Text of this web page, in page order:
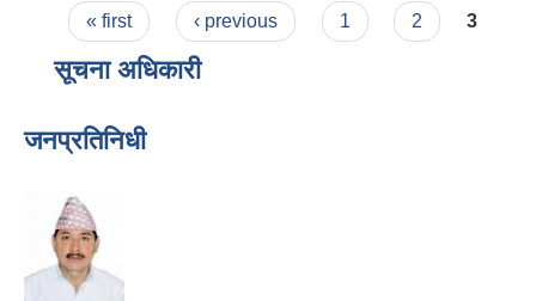
Pages
« first ‹ previous 1 2 3
सूचना अधिकारी
जनप्रतिनिधी